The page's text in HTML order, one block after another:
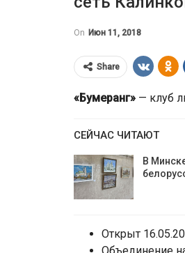
On Июн 11, 2018
Share
«Бумеранг» — клуб
СЕЙЧАС ЧИТАЮТ
В
Открыт
Объединение